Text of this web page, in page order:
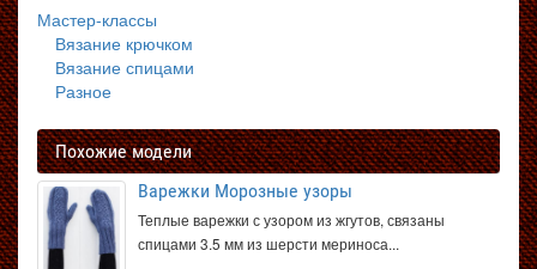
Мастер-классы
Вязание крючком
Вязание спицами
Разное
Похожие модели
Варежки Морозные узоры
Теплые варежки с узором из жгутов, связаны
спицами 3.5 мм из шерсти мериноса...